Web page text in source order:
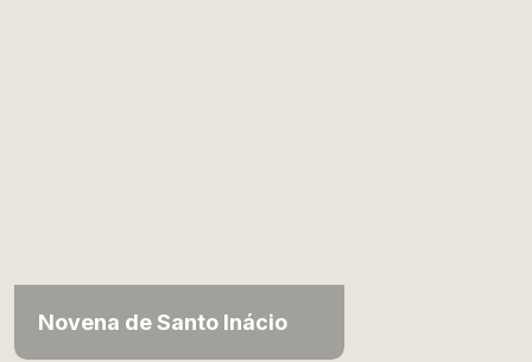
Novena de Santo Inácio